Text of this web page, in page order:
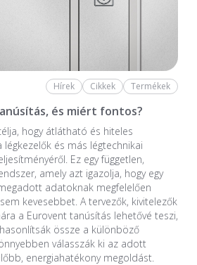
Hírek Cikkek Termékek
és miért fontos?
hogy átlátható és hiteles
és más légtechnikai
Ez egy független,
amely azt igazolja, hogy egy
adatoknak megfelelően
kevesebbet. A tervezők, kivitelezők
a Eurovent tanúsítás lehetővé teszi,
össze a különböző
válasszák ki az adott
energiahatékony megoldást.